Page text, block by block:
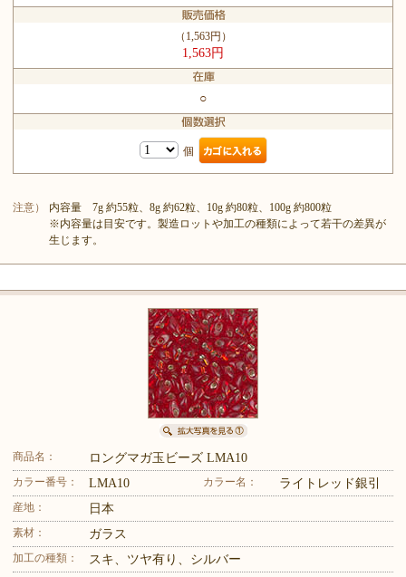
（1,563円）
1,563円
○
個
注意）
内容量 7g 約55粒、8g 約62粒、10g 約80粒、100g 約800粒
※内容量は目安です。製造ロットや加工の種類によって若干の差異が
生じます。
商品名： ロングマガ玉ビーズ LMA10
カラー番号： LMA10 カラー名： ライトレッド銀引
産地： 日本
素材： ガラス
加工の種類： スキ、ツヤ有り、シルバー